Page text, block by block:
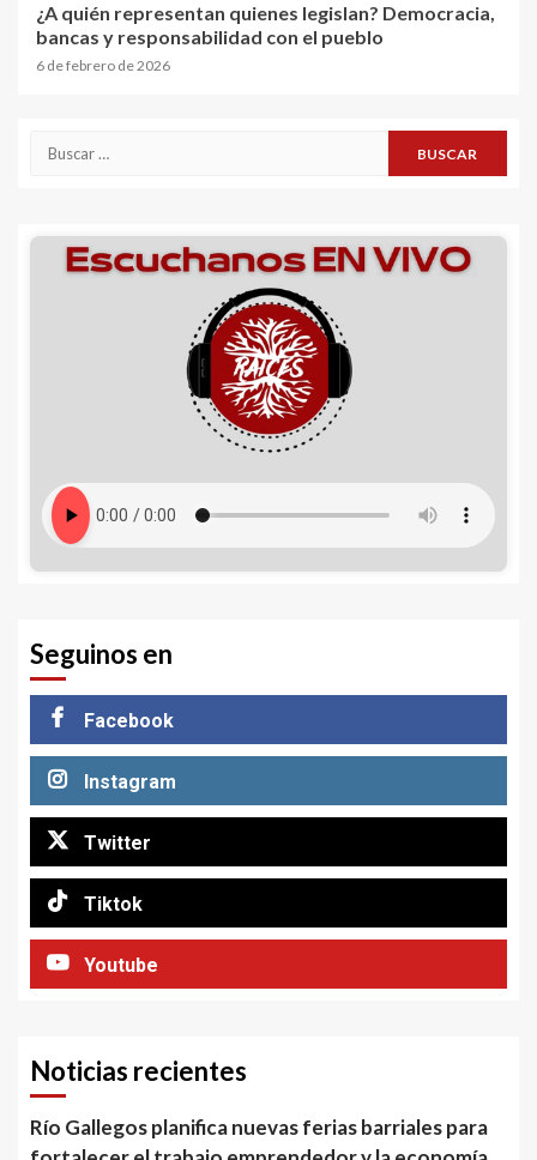
¿A quién representan quienes legislan? Democracia,
bancas y responsabilidad con el pueblo
6 de febrero de 2026
Buscar:
Seguinos en
Facebook
Instagram
Twitter
Tiktok
Youtube
Noticias recientes
Río Gallegos planifica nuevas ferias barriales para